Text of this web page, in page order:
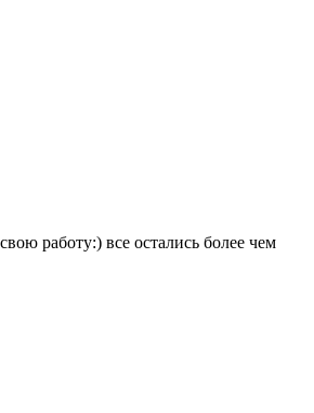
работу:) все остались более чем